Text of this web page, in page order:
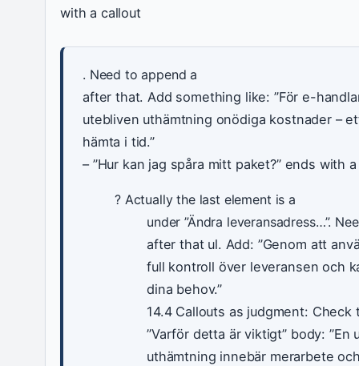
with a callout
. Need to append a
after that. Add something like: ”För e-
utebliven uthämtning onödiga kostnader –
hämta i tid.”
– ”Hur kan jag spåra mitt paket?” ends with a
? Actually the last element is a
under ”Ändra leveransadress…”.
after that ul. Add: ”Genom att
full kontroll över leveransen och
dina behov.”
14.4 Callouts as judgment:
”Varför detta är viktigt” body: ”En
uthämtning innebär merarbete